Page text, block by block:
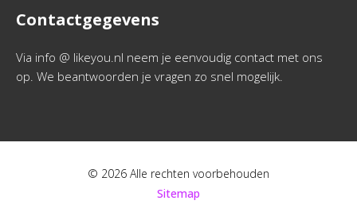
Contactgegevens
Via info @ likeyou.nl neem je eenvoudig contact met ons
op. We beantwoorden je vragen zo snel mogelijk.
© 2026 Alle rechten voorbehouden
Sitemap